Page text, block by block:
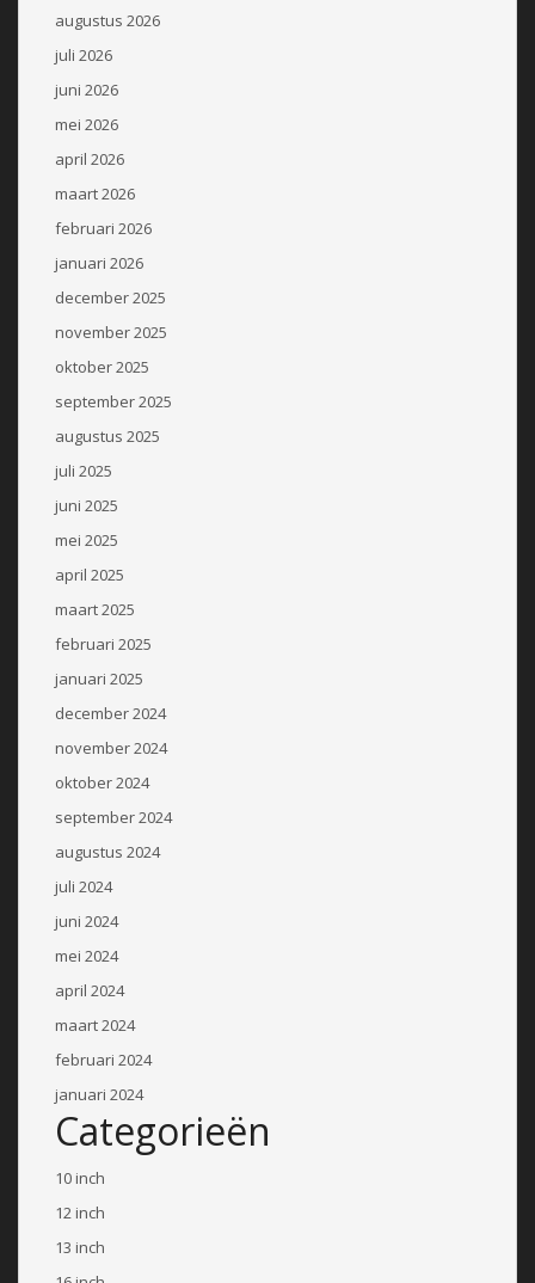
augustus 2026
juli 2026
juni 2026
mei 2026
april 2026
maart 2026
februari 2026
januari 2026
december 2025
november 2025
oktober 2025
september 2025
augustus 2025
juli 2025
juni 2025
mei 2025
april 2025
maart 2025
februari 2025
januari 2025
december 2024
november 2024
oktober 2024
september 2024
augustus 2024
juli 2024
juni 2024
mei 2024
april 2024
maart 2024
februari 2024
januari 2024
Categorieën
10 inch
12 inch
13 inch